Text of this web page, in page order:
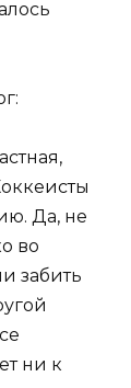
Да, не
во
забить
ни к